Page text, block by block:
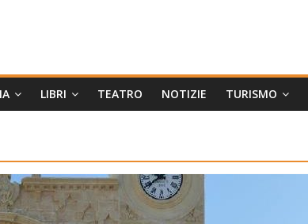
LIBRI TEATRO NOTIZIE TURISMO